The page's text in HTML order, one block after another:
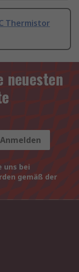
Thermistor
neuesten
Anmelden
uns bei
gemäß der